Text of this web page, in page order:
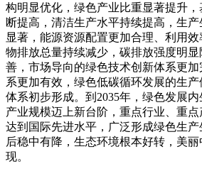
构明显优化，绿色产业比重显著提升
断提高，清洁生产水平持续提高，生
显著，能源资源配置更加合理、利用
物排放总量持续减少，碳排放强度明
善，市场导向的绿色技术创新体系更
系更加有效，绿色低碳循环发展的生
体系初步形成。到2035年，绿色发展
产业规模迈上新台阶，重点行业、重
达到国际先进水平，广泛形成绿色生
后稳中有降，生态环境根本好转，美
现。